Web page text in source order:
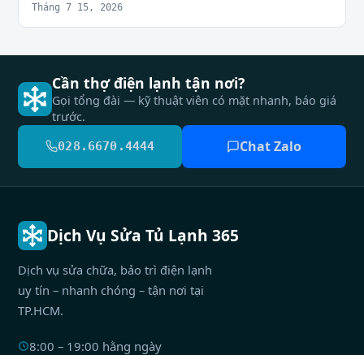
Tháng 7 15, 2026
Cần thợ điện lạnh tận nơi?
Gọi tổng đài — kỹ thuật viên có mặt nhanh, báo giá
trước.
028.6670.4444 Chat Zalo
Dịch Vụ Sửa Tủ Lạnh 365
Dịch vụ sửa chữa, bảo trì điện lạnh
uy tín – nhanh chóng – tận nơi tại
TP.HCM.
8:00 – 19:00 hằng ngày